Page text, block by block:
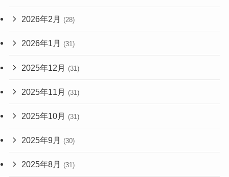
2026年2月 (28)
2026年1月 (31)
2025年12月 (31)
2025年11月 (31)
2025年10月 (31)
2025年9月 (30)
2025年8月 (31)